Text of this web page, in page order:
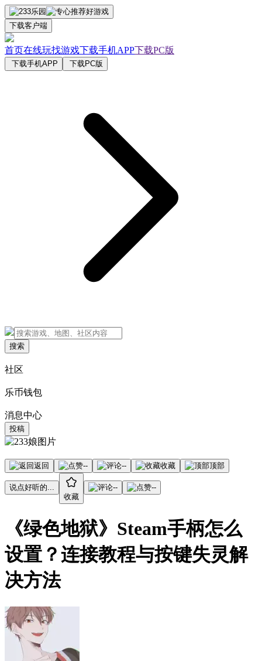
下载客户端
首页在线玩找游戏下载手机APP下载PC版
下载手机APP 下载PC版
搜索
社区
乐币钱包
消息中心
投稿
返回 -- -- 收藏 顶部
说点好听的...
收藏
-- --
《绿色地狱》Steam手柄怎么
设置？连接教程与按键失灵解
决方法